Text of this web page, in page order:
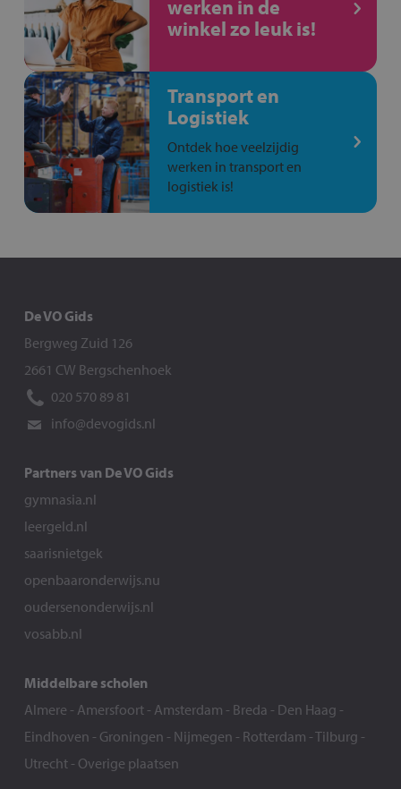
werken in de
winkel zo leuk is!
Transport en
Logistiek
Ontdek hoe veelzijdig
werken in transport en
logistiek is!
De VO Gids
Bergweg Zuid 126
2661 CW Bergschenhoek
020 570 89 81
info@devogids.nl
Partners van De VO Gids
gymnasia.nl
leergeld.nl
saarisnietgek
openbaaronderwijs.nu
oudersenonderwijs.nl
vosabb.nl
Middelbare scholen
Almere - Amersfoort- Amsterdam - Breda - Den Haag -
Eindhoven - Groningen - Nijmegen - Rotterdam -Tilburg -
Utrecht- Overige plaatsen